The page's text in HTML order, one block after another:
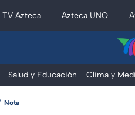
TV Azteca Azteca UNO
Salud y Educación Clima y
Nota